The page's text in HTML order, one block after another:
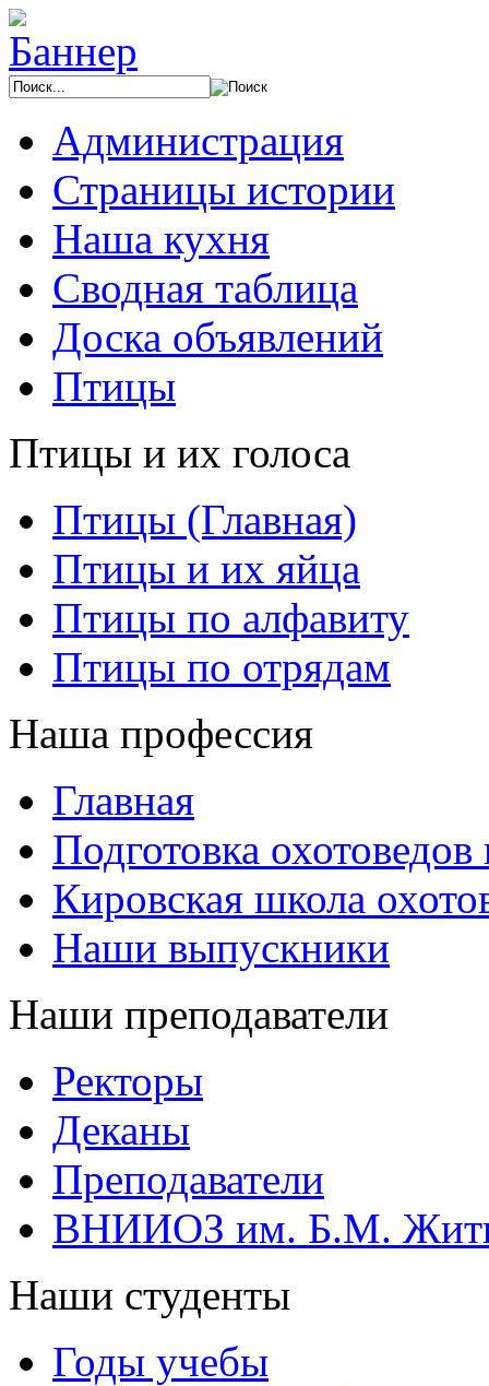
Администрация
Страницы истории
Наша кухня
Сводная таблица
Доска объявлений
Птицы
Птицы и их голоса
Птицы (Главная)
Птицы и их яйца
Птицы по алфавиту
Птицы по отрядам
Наша профессия
Главная
Подготовка
Кировская школа
Наши выпускники
Наши преподаватели
Ректоры
Деканы
Преподаватели
ВНИИОЗ им. Б.М.
Наши студенты
Годы учебы